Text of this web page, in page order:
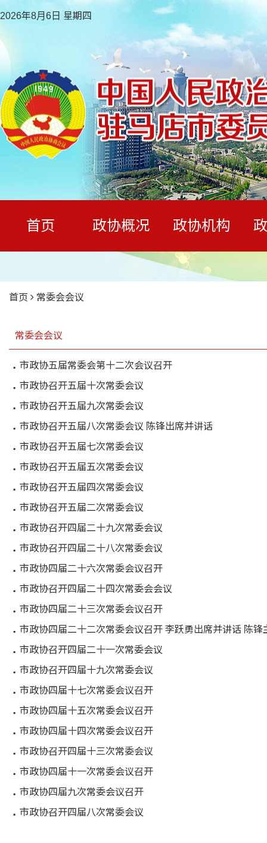
2026年8月6日 星期四
首页 政协概况 政协机构
首页 常委会会议
常委会会议
市政协五届常委会第十二次会议召开
市政协召开五届十次常委会议
市政协召开五届九次常委会议
市政协召开五届八次常委会议 陈锋出席并讲话
市政协召开五届七次常委会议
市政协召开五届五次常委会议
市政协召开五届四次常委会议
市政协召开五届二次常委会议
市政协召开四届二十九次常委会议
市政协召开四届二十八次常委会议
市政协四届二十六次常委会议召开
市政协召开四届二十四次常委会会议
市政协四届二十三次常委会议召开
市政协四届二十二次常委会议召开 李跃勇出席并讲话 陈锋
市政协召开四届二十一次常委会议
市政协召开四届十九次常委会议
市政协四届十七次常委会议召开
市政协四届十五次常委会议召开
市政协四届十四次常委会议召开
市政协召开四届十三次常委会议
市政协四届十一次常委会议召开
市政协四届九次常委会议召开
市政协召开四届八次常委会议